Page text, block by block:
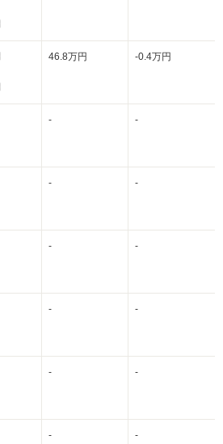
46.8万円 -0.4万円
- -
- -
- -
- -
- -
- -